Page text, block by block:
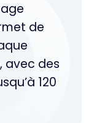
de
avec des
120